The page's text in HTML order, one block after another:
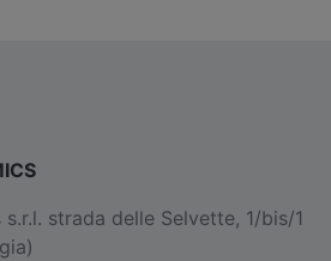
strada delle Selvette, 1/bis/1